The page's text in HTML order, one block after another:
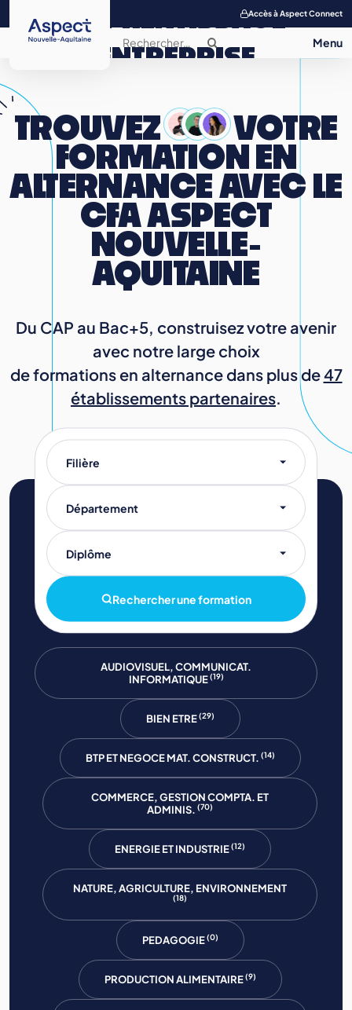
Accès à Aspect Connect
APPRENTISSAGE
ENTREPRISE
SALON DE
L’APPRENTISSAGE
CONTACT
TROUVEZ
VOTRE
FORMATION
EN
ALTERNANCE AVEC LE
CFA ASPECT
NOUVELLE-
AQUITAINE
Du CAP au Bac+5, construisez votre avenir
avec notre large choix
de formations en alternance dans plus de47
établissements partenaires.
Filière
Département
Diplôme
Rechercher une formation
AUDIOVISUEL, COMMUNICAT.
INFORMATIQUE(19)
BIEN ETRE(29)
BTP ET NEGOCE MAT. CONSTRUCT. (14)
COMMERCE, GESTION COMPTA. ET
ADMINIS. (70)
ENERGIE ET INDUSTRIE(12)
NATURE, AGRICULTURE, ENVIRONNEMENT
(18)
PEDAGOGIE(0)
PRODUCTION ALIMENTAIRE(9)